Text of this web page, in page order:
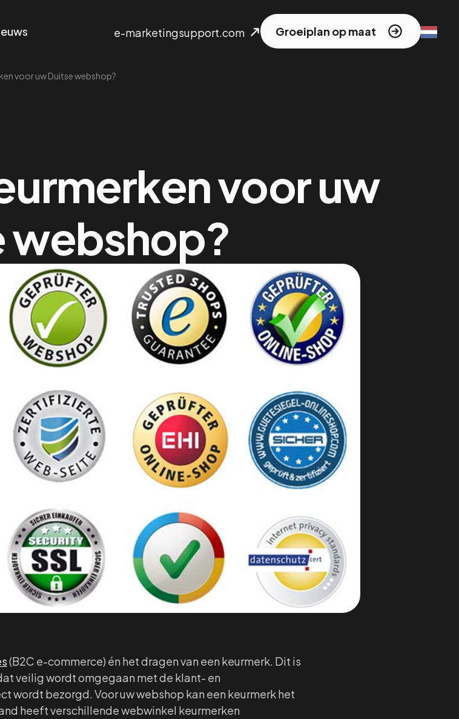
e-marketingsupport.com Groeiplan op maat
voor uw Duitse webshop?
voor uw
webshop?
(B2C e-commerce) én het dragen van een keurmerk. Dit is
veilig wordt omgegaan met de klant- en
wordt bezorgd. Voor uw webshop kan een keurmerk het
heeft verschillende webwinkel keurmerken